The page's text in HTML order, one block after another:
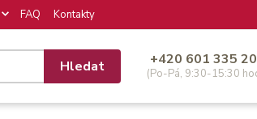
FAQ Kontakty
Hledat +420 601 335
(Po-Pá, 9:30-15:30